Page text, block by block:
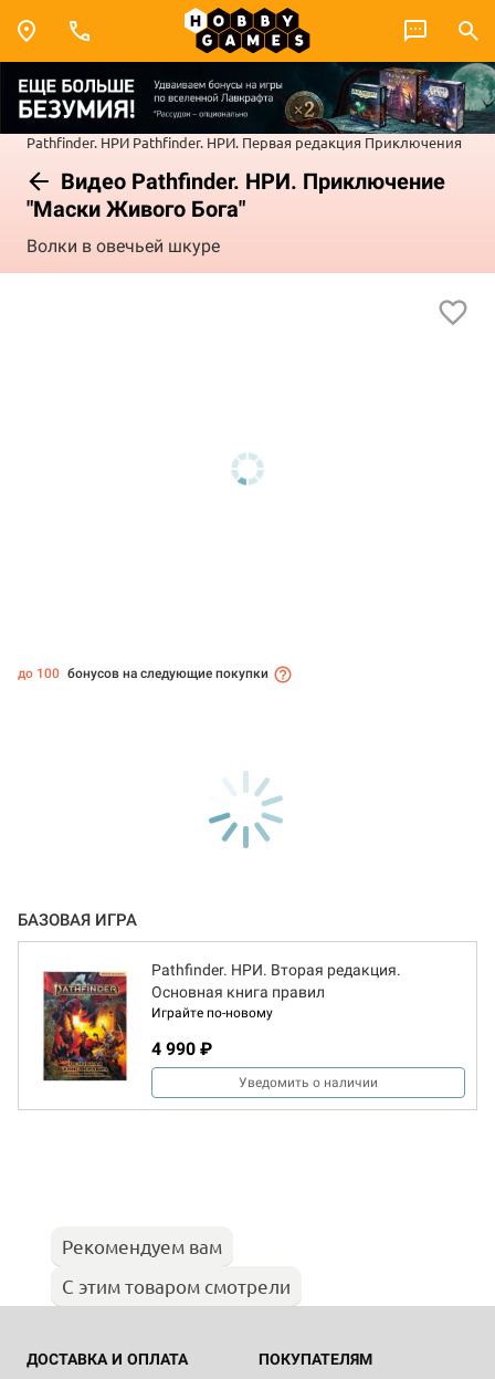
Pathfinder. НРИ Pathfinder. НРИ. Первая редакция Приключения
Видео Pathfinder. НРИ. Приключение
"Маски Живого Бога"
Волки в овечьей шкуре
до 100 бонусов на следующие покупки
БАЗОВАЯ ИГРА
Pathfinder. НРИ. Вторая редакция.
Основная книга правил
Играйте по-новому
4 990 ₽
Уведомить о наличии
Рекомендуем вам
С этим товаром смотрели
ДОСТАВКА И ОПЛАТА ПОКУПАТЕЛЯМ